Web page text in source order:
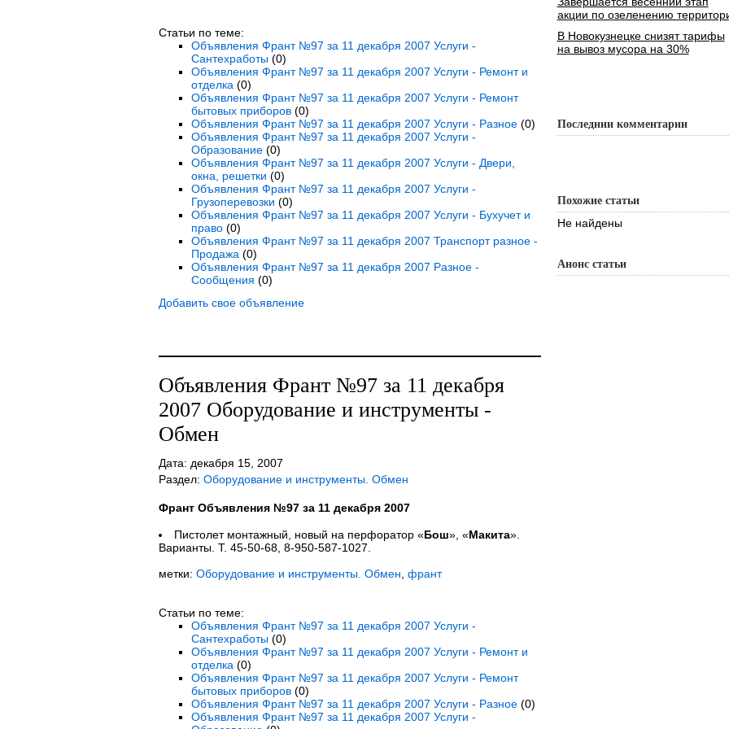
Статьи по теме:
Объявления Франт №97 за 11 декабря 2007 Услуги -
Сантехработы(0)
Объявления Франт №97 за 11 декабря 2007 Услуги - Ремонт и
отделка (0)
Объявления Франт №97 за 11 декабря 2007 Услуги - Ремонт
бытовых приборов(0)
Объявления Франт №97 за 11 декабря 2007 Услуги - Разное(0)
Объявления Франт №97 за 11 декабря 2007 Услуги -
Образование(0)
Объявления Франт №97 за 11 декабря 2007 Услуги - Двери,
окна, решетки (0)
Объявления Франт №97 за 11 декабря 2007 Услуги -
Грузоперевозки (0)
Объявления Франт №97 за 11 декабря 2007 Услуги - Бухучет и
право(0)
Объявления Франт №97 за 11 декабря 2007 Транспорт разное -
Продажа (0)
Объявления Франт №97 за 11 декабря 2007 Разное -
Сообщения (0)
Добавить свое объявление
Объявления Франт №97 за 11 декабря
2007 Оборудование и инструменты -
Обмен
Дата: декабря 15, 2007
Раздел: Оборудование и инструменты. Обмен
Франт Объявления №97 за 11 декабря 2007
Пистолет монтажный, новый на перфоратор «Бош», «Макита».
Варианты. Т. 45-50-68, 8-950-587-1027.
метки: Оборудование и инструменты. Обмен франт
Статьи по теме:
Объявления Франт №97 за 11 декабря 2007 Услуги -
Сантехработы(0)
Объявления Франт №97 за 11 декабря 2007 Услуги - Ремонт и
отделка (0)
Объявления Франт №97 за 11 декабря 2007 Услуги - Ремонт
бытовых приборов(0)
Объявления Франт №97 за 11 декабря 2007 Услуги - Разное(0)
Объявления Франт №97 за 11 декабря 2007 Услуги -
акции по озеленению
В Новокузнецке снизят тарифы
на вывоз мусора на 30%
Последнии комментарии
Похожие статьи
Не найдены
Анонс статьи